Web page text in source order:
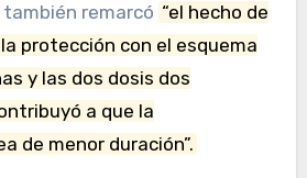
también remarcó “el hecho de
protección con el esquema
y las dos dosis dos
a que la
de menor duración”.